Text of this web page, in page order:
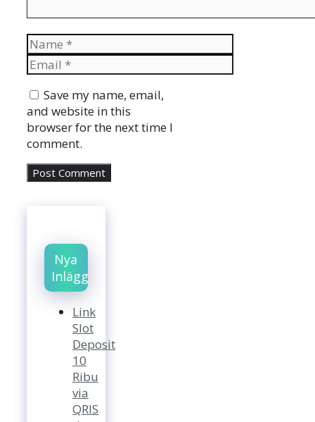
Name
Email
Save my name, email,
and website in this
browser for the next time I
comment.
Nya
Inlägg
Link
Slot
Deposit
10
Ribu
via
QRIS